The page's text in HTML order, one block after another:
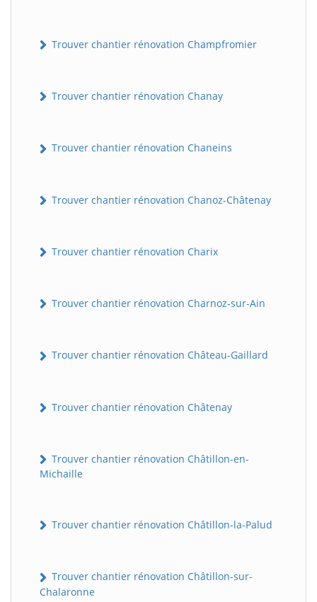
Trouver chantier rénovation Champfromier
Trouver chantier rénovation Chanay
Trouver chantier rénovation Chaneins
Trouver chantier rénovation Chanoz-Châtenay
Trouver chantier rénovation Charix
Trouver chantier rénovation Charnoz-sur-Ain
Trouver chantier rénovation Château-Gaillard
Trouver chantier rénovation Châtenay
Trouver chantier rénovation Châtillon-en-
Michaille
Trouver chantier rénovation Châtillon-la-Palud
Trouver chantier rénovation Châtillon-sur-
Chalaronne